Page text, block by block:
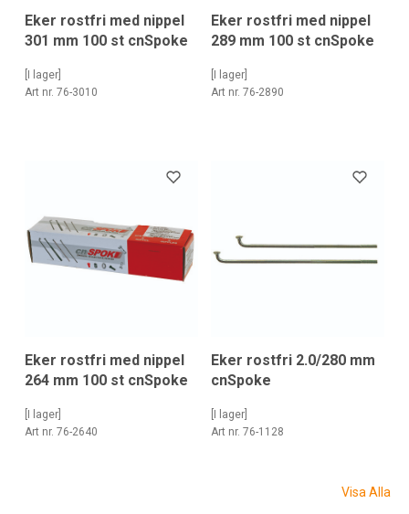
Eker rostfri med nippel
301 mm 100 st cnSpoke
[I lager]
Art nr. 76-3010
Eker rostfri med nippel
289 mm 100 st cnSpoke
[I lager]
Art nr. 76-2890
Eker rostfri med nippel
264 mm 100 st cnSpoke
[I lager]
Art nr. 76-2640
Eker rostfri 2.0/280 mm
cnSpoke
[I lager]
Art nr. 76-1128
Visa Alla